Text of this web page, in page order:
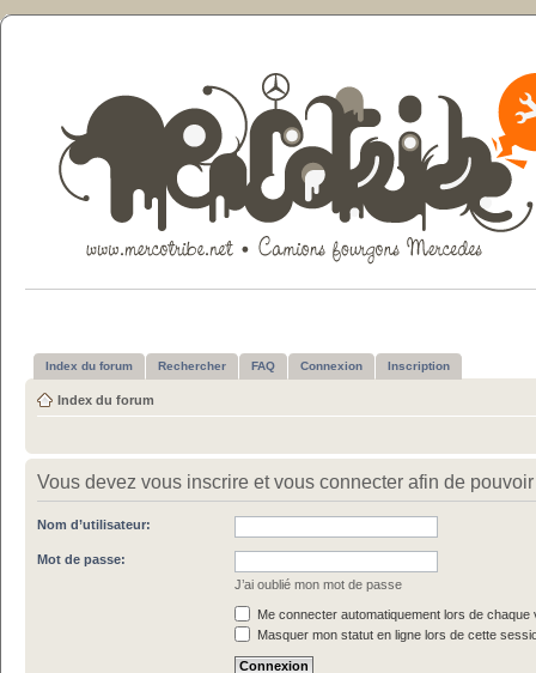
Index du forum Rechercher FAQ Connexion Inscription
Index du forum
Vous devez vous inscrire et vous connecter afin de
Nom d’utilisateur:
Mot de passe:
J’ai oublié mon mot de passe
Me connecter automatiquement lors de chaque
Masquer mon statut en ligne lors de cette